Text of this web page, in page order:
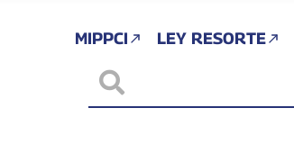
MIPPCI LEY RESORTE